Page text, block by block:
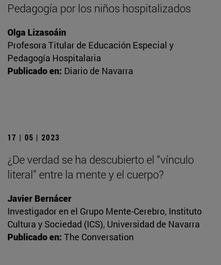
Pedagogía por los niños hospitalizados
Olga Lizasoáin
Profesora Titular de Educación Especial y
Pedagogía Hospitalaria
Publicado en: Diario de Navarra
17 | 05 | 2023
¿De verdad se ha descubierto el “vínculo
literal” entre la mente y el cuerpo?
Javier Bernácer
Investigador en el Grupo Mente-Cerebro, Instituto
Cultura y Sociedad (ICS), Universidad de Navarra
Publicado en: The Conversation